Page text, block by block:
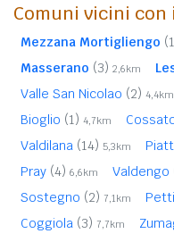
Comuni vicini
Mezzana Mortigliengo
Masserano (3) 2,6km
Valle San Nicolao (2) 4,4km
Bioglio (1) 4,7km
Valdilana (14) 5,3km
Pray (4) 6,6km Valdengo
Sostegno (2) 7,1km
Coggiola (3) 7,7km